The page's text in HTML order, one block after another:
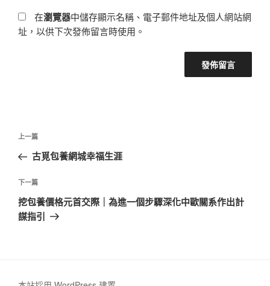
在瀏覽器中儲存顯示名稱、電子郵件地址及個人網站網
址，以供下次發佈留言時使用。
文
導
覽
上
一
文
章
上一篇
古覓包養網城幸福生涯
下
一
篇
下一篇
挖包養價格元首交際｜為進一個步驟深化中歐關系作出計
謀指引